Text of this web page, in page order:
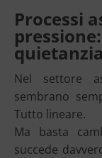
Processi
Nel settore
sembrano
Tutto lineare.
Ma basta
succede